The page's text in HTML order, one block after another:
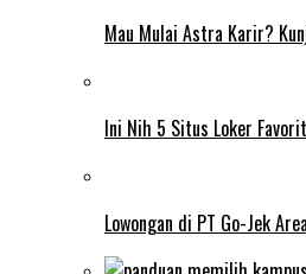
Mau Mulai Astra Karir?
Ini Nih 5 Situs Loker
Lowongan di PT Go-Jek